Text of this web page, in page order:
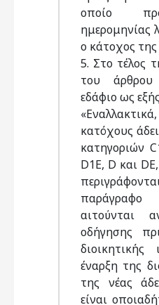
οποίο
ημερομηνίας
ο κάτοχος της
5. Στο τέλος
του άρθρου
εδάφιο ως
κατόχους
κατηγοριών
D1E, D και
αιτούνται
οδήγησης
έναρξη της
της νέας
είναι